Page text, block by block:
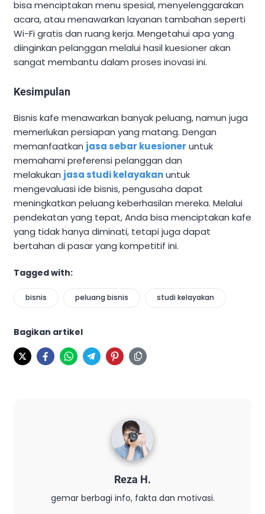
bisa menciptakan menu spesial, menyelenggarakan
acara, atau menawarkan layanan tambahan seperti
Wi-Fi gratis dan ruang kerja. Mengetahui apa yang
diinginkan pelanggan melalui hasil kuesioner akan
sangat membantu dalam proses inovasi ini.
Kesimpulan
Bisnis kafe menawarkan banyak peluang, namun juga
memerlukan persiapan yang matang. Dengan
memanfaatkan jasa sebar kuesioner untuk
memahami preferensi pelanggan dan
melakukan jasa studi kelayakanuntuk
mengevaluasi ide bisnis, pengusaha dapat
meningkatkan peluang keberhasilan mereka. Melalui
pendekatan yang tepat, Anda bisa menciptakan kafe
yang tidak hanya diminati, tetapi juga dapat
bertahan di pasar yang kompetitif ini.
Tagged with:
bisnis peluang bisnis studi kelayakan
Bagikan artikel
Reza H.
gemar berbagi info, fakta dan motivasi.